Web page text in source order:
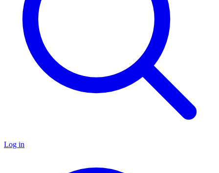
Log in